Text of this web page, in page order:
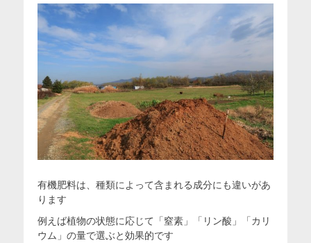
有機肥料は、種類によって含まれる成分にも違いがあ
ります
例えば植物の状態に応じて「窒素」「リン酸」「カリ
ウム」の量で選ぶと効果的です